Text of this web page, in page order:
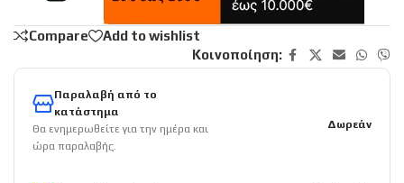
Compare
Add to wishlist
Κοινοποίηση:
Παραλαβή από το
κατάστημα
Θα ενημερωθείτε για την ημέρα και
ώρα παραλαβής.
Δωρεάν